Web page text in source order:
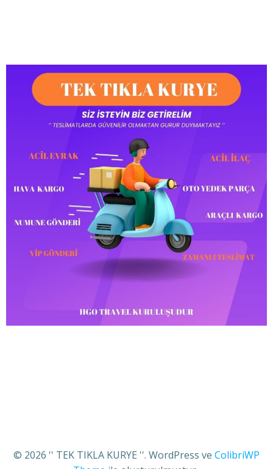
© 2026 '' TEK TIKLA KURYE ''. WordPress ve ColibriWP